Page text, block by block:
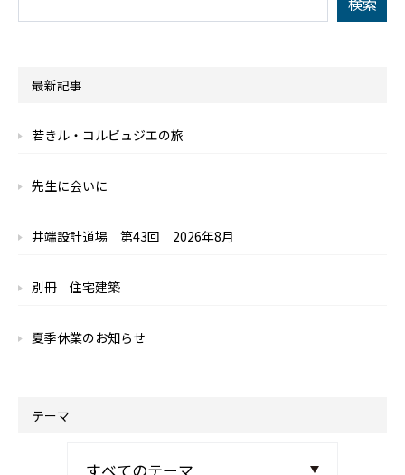
最新記事
若きル・コルビュジエの旅
先生に会いに
井端設計道場 第43回 2026年8月
別冊 住宅建築
夏季休業のお知らせ
テーマ